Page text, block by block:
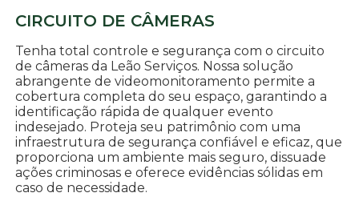
CIRCUITO DE CÂMERAS
Tenha total controle e segurança com o circuito
de câmeras da Leão Serviços. Nossa solução
abrangente de videomonitoramento permite a
cobertura completa do seu espaço, garantindo a
identificação rápida de qualquer evento
indesejado. Proteja seu patrimônio com uma
infraestrutura de segurança confiável e eficaz, que
proporciona um ambiente mais seguro, dissuade
ações criminosas e oferece evidências sólidas em
caso de necessidade.